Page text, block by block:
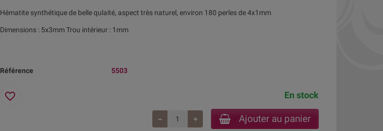
Hématite synthétique de belle qulaité, aspect très naturel, environ 180 perles de 4x1mm
Dimensions : 5x3mm Trou intérieur : 1mm
Référence 5503
En stock
Ajouter au panier
favorite_border